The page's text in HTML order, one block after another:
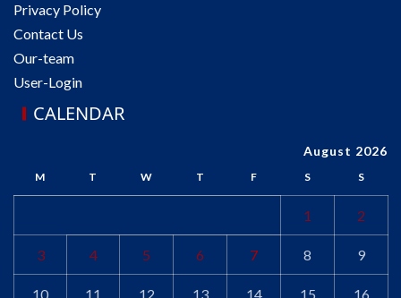
Privacy Policy
Contact Us
Our-team
User-Login
CALENDAR
August 2026
M T W T F S S
1 2
3 4 5 6 7 8 9
10 11 12 13 14 15 16